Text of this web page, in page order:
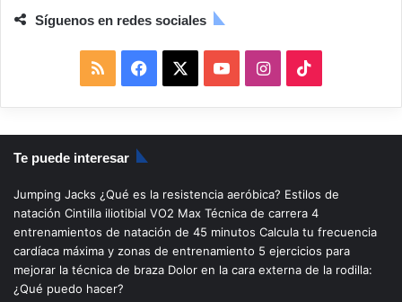
Síguenos en redes sociales
S
S
a
c
b
o
o
u
u
b
I
n
s
a
g
i
k
o
k
Te puede interesar
Jumping Jacks ¿Qué es la resistencia aeróbica? Estilos de
natación Cintilla iliotibial VO2 Max Técnica de carrera 4
entrenamientos de natación de 45 minutos Calcula tu frecuencia
cardíaca máxima y zonas de entrenamiento 5 ejercicios para
mejorar la técnica de braza Dolor en la cara externa de la rodilla:
¿Qué puedo hacer?